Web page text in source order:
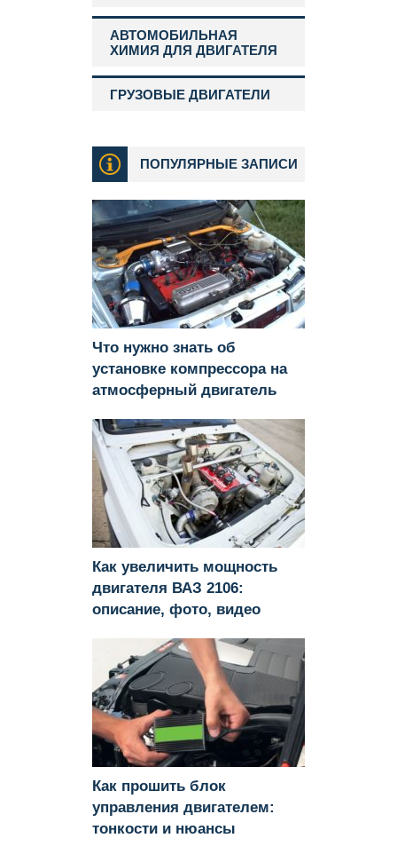
АВТОМОБИЛЬНАЯ
ХИМИЯ ДЛЯ ДВИГАТЕЛЯ
ГРУЗОВЫЕ ДВИГАТЕЛИ
ПОПУЛЯРНЫЕ ЗАПИСИ
Что нужно знать об
установке компрессора на
атмосферный двигатель
Как увеличить мощность
двигателя ВАЗ 2106:
описание, фото, видео
Как прошить блок
управления двигателем:
тонкости и нюансы